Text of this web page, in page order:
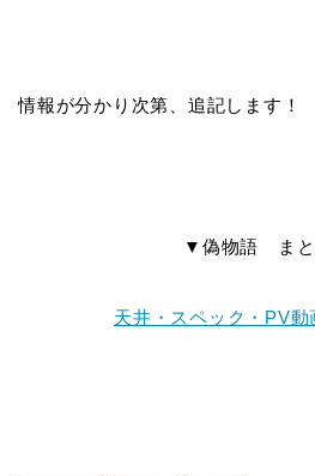
情報が分かり次第、追記します！
▼偽物語 ま
天井・スペック・PV動